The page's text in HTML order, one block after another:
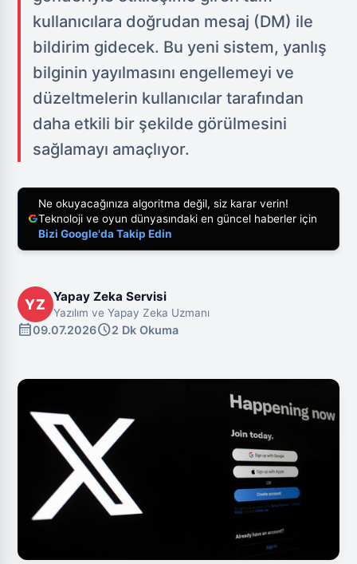
kullanıcılara doğrudan mesaj (DM) ile
bildirim gidecek. Bu yeni sistem, yanlış
bilginin yayılmasını engellemeyi ve
düzeltmelerin kullanıcılar tarafından
daha etkili bir şekilde görülmesini
sağlamayı amaçlıyor.
Ne okuyacağınıza algoritma değil, siz karar verin!
Teknoloji ve oyun dünyasındaki en güncel haberler için
Bizi Google'da Takip Edin
YZ Yapay Zeka Servisi
Yazılım ve Yapay Zeka Uzmanı
calendar_month09.07.2026schedule2 Dk Okuma